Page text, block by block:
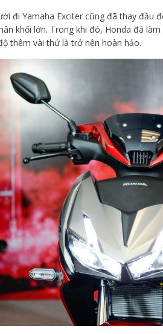
đi Yamaha Exciter cũng đã thay đầu
khối lớn. Trong khi đó, Honda đã
thêm vài thứ là trở nên hoàn hảo.